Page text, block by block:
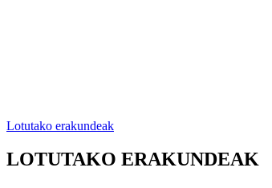
Lotutako erakundeak
LOTUTAKO ERAKUNDEAK